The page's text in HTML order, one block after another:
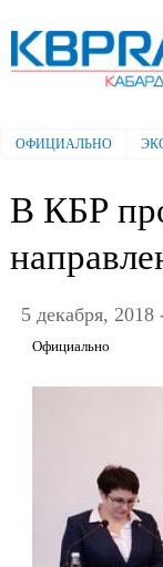
Электронная
Балкарская правда"
Главное меню
ОФИЦИАЛЬНО
В КБР
5 декабря, 2018
Официально